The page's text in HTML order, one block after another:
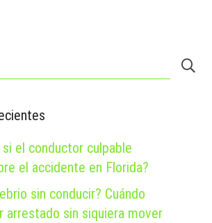
si el conductor culpable
el accidente en Florida?
sin conducir? Cuándo
arrestado sin siquiera mover